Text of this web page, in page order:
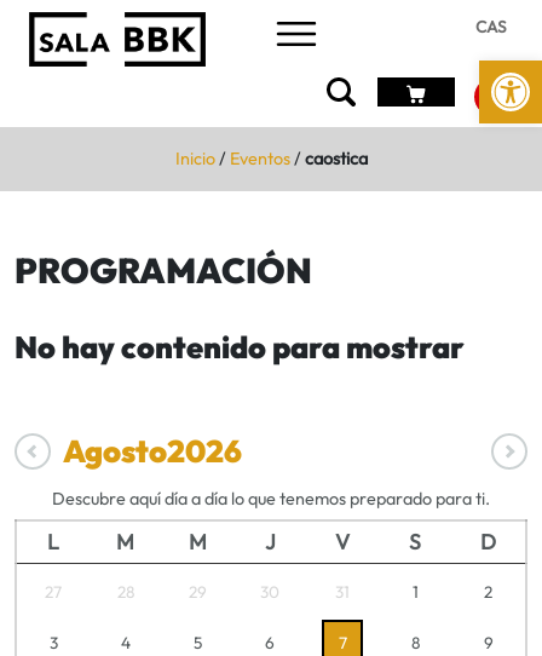
Abrir
CAS
Inicio/ Eventos/caostica
PROGRAMACIÓN
No hay contenido para mostrar
Agosto2026
Descubre aquí día a día lo que tenemos preparado para ti.
L M M J V S D
27 28 29 30 31 1 2
3 4 5 6 7 8 9